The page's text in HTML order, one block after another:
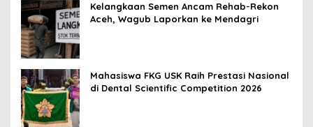
Kelangkaan Semen Ancam Rehab-Rekon
Aceh, Wagub Laporkan ke Mendagri
Mahasiswa FKG USK Raih Prestasi Nasional
di Dental Scientific Competition 2026